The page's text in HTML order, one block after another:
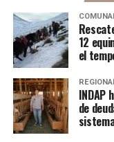
12
el
INDAP
de